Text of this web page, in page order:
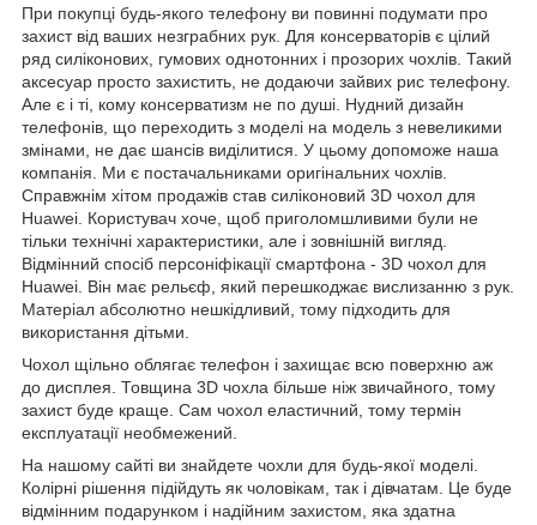
При покупці будь-якого телефону ви повинні подумати про
захист від ваших незграбних рук. Для консерваторів є цілий
ряд силіконових, гумових однотонних і прозорих чохлів. Такий
аксесуар просто захистить, не додаючи зайвих рис телефону.
Але є і ті, кому консерватизм не по душі. Нудний дизайн
телефонів, що переходить з моделі на модель з невеликими
змінами, не дає шансів виділитися. У цьому допоможе наша
компанія. Ми є постачальниками оригінальних чохлів.
Справжнім хітом продажів став силіконовий 3D чохол для
Huawei. Користувач хоче, щоб приголомшливими були не
тільки технічні характеристики, але і зовнішній вигляд.
Відмінний спосіб персоніфікації смартфона - 3D чохол для
Huawei. Він має рельєф, який перешкоджає вислизанню з рук.
Матеріал абсолютно нешкідливий, тому підходить для
використання дітьми.
Чохол щільно облягає телефон і захищає всю поверхню аж
до дисплея. Товщина 3D чохла більше ніж звичайного, тому
захист буде краще. Сам чохол еластичний, тому термін
експлуатації необмежений.
На нашому сайті ви знайдете чохли для будь-якої моделі.
Колірні рішення підійдуть як чоловікам, так і дівчатам. Це буде
відмінним подарунком і надійним захистом, яка здатна